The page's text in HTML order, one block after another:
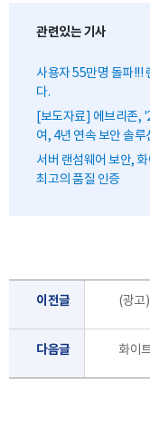
관련있는 기사
사용자 55만명 돌파!!!
다.
[보도자료] 에브리존,
여, 4년 연속 보안 솔루
서버 랜섬웨어 보안,
최고의 품질 인증
이전글
다음글